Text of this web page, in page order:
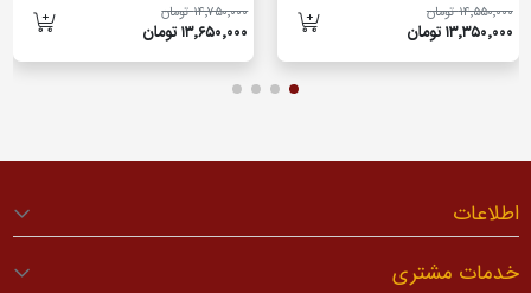
۱۴٬۵۵۰٬۰۰۰ تومان
۱۳٬۳۵۰٬۰۰۰ تومان
۱۴٬۷۵۰٬۰۰۰ تومان
۱۳٬۶۵۰٬۰۰۰ تومان
اطلاعات
خدمات مشتری